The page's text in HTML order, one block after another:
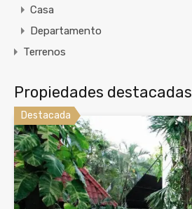
Casa
Departamento
Terrenos
Propiedades destacadas
Destacada